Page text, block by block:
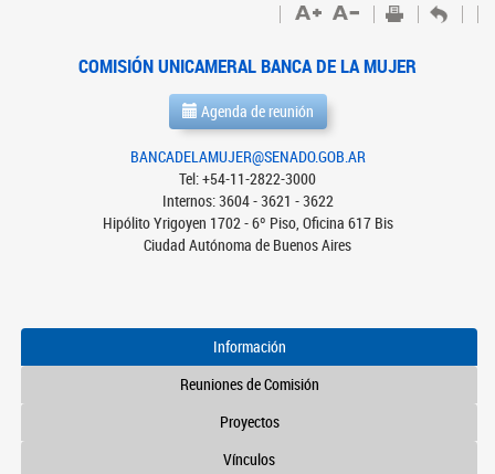
COMISIÓN UNICAMERAL BANCA DE LA MUJER
Agenda de reunión
BANCADELAMUJER@SENADO.GOB.AR
Tel: +54-11-2822-3000
Internos: 3604 - 3621 - 3622
Hipólito Yrigoyen 1702 - 6º Piso, Oficina 617 Bis
Ciudad Autónoma de Buenos Aires
Información
Reuniones de Comisión
Proyectos
Vínculos